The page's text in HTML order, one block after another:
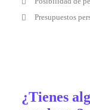
Presupuestos
¿Tienes